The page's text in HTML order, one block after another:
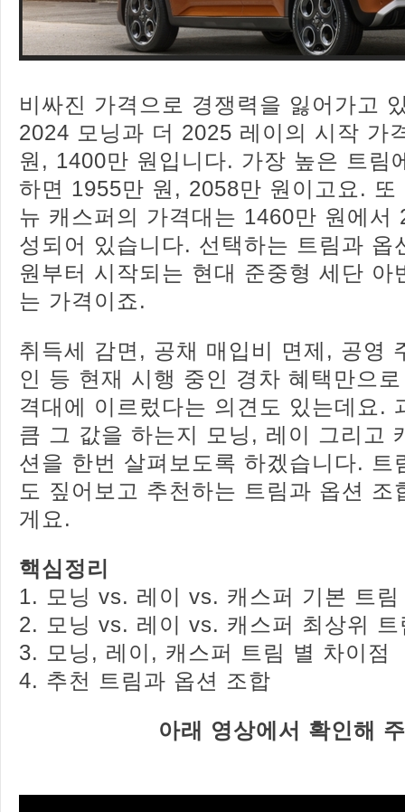
비싸진 가격으로 경쟁력을 잃어가고
2024 모닝과 더 2025 레이의 시작 가
원, 1400만 원입니다. 가장 높은 트림
하면 1955만 원, 2058만 원이고요.
뉴 캐스퍼의 가격대는 1460만 원에서
성되어 있습니다. 선택하는 트림과 옵
원부터 시작되는 현대 준중형 세단 아
는 가격이죠.
취득세 감면, 공채 매입비 면제, 공영
인 등 현재 시행 중인 경차 혜택만으
격대에 이르렀다는 의견도 있는데요.
큼 그 값을 하는지 모닝, 레이 그리고
션을 한번 살펴보도록 하겠습니다. 트
도 짚어보고 추천하는 트림과 옵션 조
게요.
​핵심정리
1. 모닝 vs. 레이 vs. 캐스퍼 기본 트림
2. 모닝 vs. 레이 vs. 캐스퍼 최상위 트
3. 모닝, 레이, 캐스퍼 트림 별 차이점
4. 추천 트림과 옵션 조합
아래 영상에서 확인해